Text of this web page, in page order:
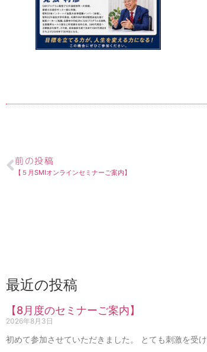
前の投稿
【５月SMIオンラインセミナーご案内】
最近の投稿
【8月度のセミナーご案内】
2026年8月3日
初めて参加させていただきました。 とても刺激を受け